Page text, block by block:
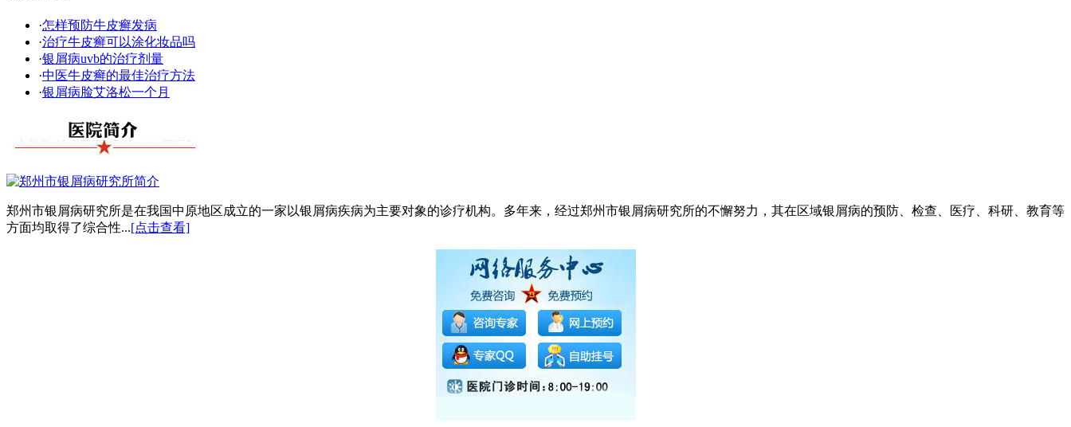
·怎样预防牛皮癣发病
·治疗牛皮癣可以涂化妆品吗
·银屑病uvb的治疗剂量
·中医牛皮癣的最佳治疗方法
·银屑病脸艾洛松一个月
郑州市银屑病研究所是在我国中原地区成立的一家以银屑病疾病为主要对象的诊疗机构。多年来，经过郑州市银屑病研究所的不懈努力，其在区域银屑病的预防、检查、医疗、科研、教育等
方面均取得了综合性...[点击查看]